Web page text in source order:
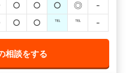
○ ○ ○ ◎
-
○ ○ ℡ ℡ -
相談をする